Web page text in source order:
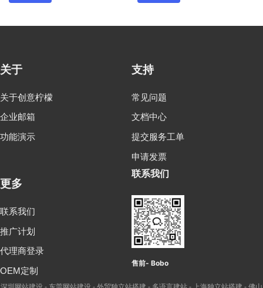
关于
关于创意柠檬
企业邮箱
功能演示
支持
常见问题
文档中心
提交服务工单
申请发票
更多
联系我们
推广计划
代理商登录
OEM定制
联系我们
售前- Bobo